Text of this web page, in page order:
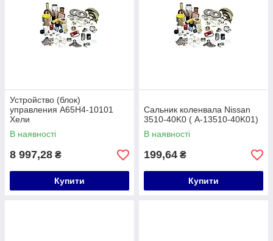
Устройство (блок)
управления A65H4-10101
Хели
В наявності
8 997,28 ₴
Купити
Сальник коленвала Nissan
3510-40K0 ( A-13510-40K01)
В наявності
199,64 ₴
Купити